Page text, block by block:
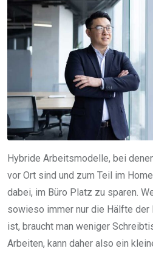
Hybride Arbeitsmodelle, bei
vor Ort sind und zum Teil im
dabei, im Büro Platz zu sparen.
sowieso immer nur die Hälfte
ist, braucht man weniger
Arbeiten, kann daher also ein